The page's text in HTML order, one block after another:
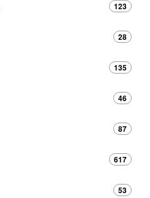
123
28
135
46
87
617
53